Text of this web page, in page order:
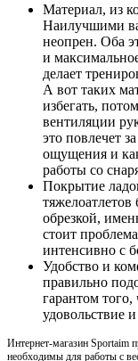
Материал, из
Наилучшими
неопрен. Оба
и
делает
А вот таких
избегать,
вентиляции
это повлечет
ощущения и
работы со
Покрытие
тяжелоатлетов
обрезкой,
стоит
интенсивно с
Удобство и
правильно
гарантом того,
удовольствие
Интернет-магазин Sportaim
необходимы для работы с